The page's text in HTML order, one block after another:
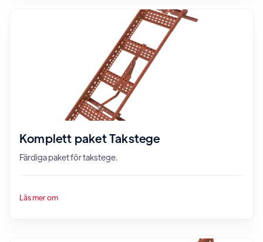
Komplett paket Takstege
Färdiga paket för takstege.
Läs mer om